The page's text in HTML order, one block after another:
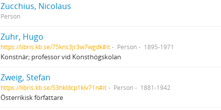
Zucchius, Nicolaus
Person
Zuhr, Hugo
https://libris.kb.se/75kns3jr3w7wgdk#it Person 1895-1971
Konstnär; professor vid Konsthögskolan
Zweig, Stefan
https://libris.kb.se/53hkldcp1klv71n#it Person 1881-1942
Österrikisk författare